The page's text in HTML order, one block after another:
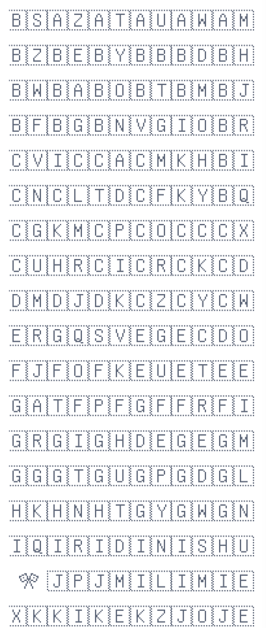
🇦🇲
🇦🇼
🇦🇺
🇦🇹
🇦🇿
🇧🇸
🇧🇭
🇧🇩
🇧🇧
🇧🇾
🇧🇪
🇧🇿
🇧🇯
🇧🇲
🇧🇹
🇧🇴
🇧🇦
🇧🇼
🇧🇷
🇮🇴
🇻🇬
🇧🇳
🇧🇬
🇧🇫
🇧🇮
🇰🇭
🇨🇲
🇨🇦
🇮🇨
🇨🇻
🇧🇶
🇰🇾
🇨🇫
🇹🇩
🇨🇱
🇨🇳
🇨🇽
🇨🇨
🇨🇴
🇨🇵
🇰🇲
🇨🇬
🇨🇩
🇨🇰
🇨🇷
🇨🇮
🇭🇷
🇨🇺
🇨🇼
🇨🇾
🇨🇿
🇩🇰
🇩🇯
🇩🇲
🇩🇴
🇪🇨
🇪🇬
🇸🇻
🇬🇶
🇪🇷
🇪🇪
🇪🇹
🇪🇺
🇫🇰
🇫🇴
🇫🇯
🇫🇮
🇫🇷
🇬🇫
🇵🇫
🇹🇫
🇬🇦
🇬🇲
🇬🇪
🇩🇪
🇬🇭
🇬🇮
🇬🇷
🇬🇱
🇬🇩
🇬🇵
🇬🇺
🇬🇹
🇬🇬
🇬🇳
🇬🇼
🇬🇾
🇭🇹
🇭🇳
🇭🇰
🇭🇺
🇮🇸
🇮🇳
🇮🇩
🇮🇷
🇮🇶
🇮🇪
🇮🇲
🇮🇱
🇯🇲
🇯🇵
🎌
🇯🇪
🇯🇴
🇰🇿
🇰🇪
🇰🇮
🇽🇰